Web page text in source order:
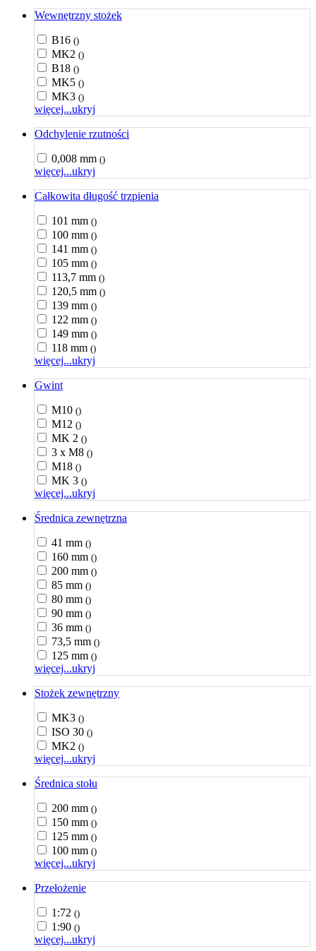
Wewnętrzny stożek
B16 ()
MK2 ()
B18 ()
MK5 ()
MK3 ()
więcej...ukryj
Odchylenie rzutności
0,008 mm ()
więcej...ukryj
Całkowita długość trzpienia
101 mm ()
100 mm ()
141 mm ()
105 mm ()
113,7 mm ()
120,5 mm ()
139 mm ()
122 mm ()
149 mm ()
118 mm ()
więcej...ukryj
Gwint
M10 ()
M12 ()
MK 2 ()
3 x M8 ()
M18 ()
MK 3 ()
więcej...ukryj
Średnica zewnętrzna
41 mm ()
160 mm ()
200 mm ()
85 mm ()
80 mm ()
90 mm ()
36 mm ()
73,5 mm ()
125 mm ()
więcej...ukryj
Stożek zewnętrzny
MK3 ()
ISO 30 ()
MK2 ()
więcej...ukryj
Średnica stołu
200 mm ()
150 mm ()
125 mm ()
100 mm ()
więcej...ukryj
Przełożenie
1:72 ()
1:90 ()
więcej...ukryj